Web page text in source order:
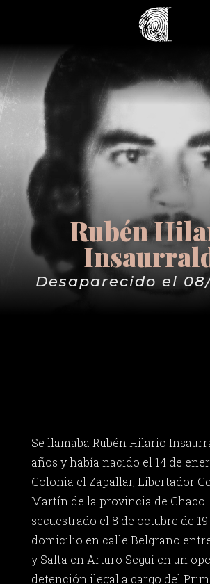
Rubén
Desaparecido el
Se llamaba Rubén Hilario
años y había nacido el 14 de
Colonia el Zapallar, Libertador
Martín de la provincia de Chaco.
secuestrado el 8 de octubre de
domicilio en calle Belgrano
y Salta en Arturo Seguí en un
detención ilegal a cargo del